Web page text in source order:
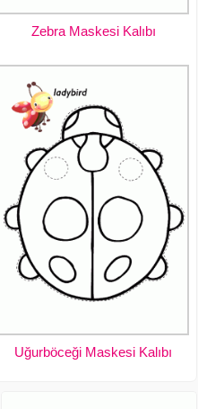
Zebra Maskesi Kalıbı
Uğurböceği Maskesi Kalıbı